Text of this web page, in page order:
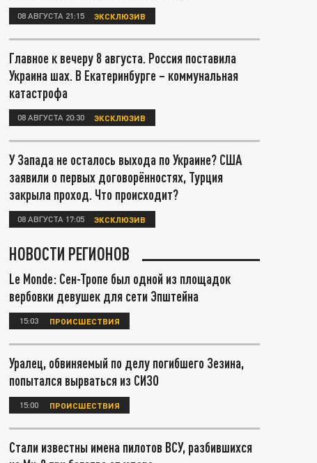
08 АВГУСТА 21:15 ЭКСКЛЮЗИВ
Главное к вечеру 8 августа. Россия поставила
Украина шах. В Екатеринбурге – коммунальная
катастрофа
08 АВГУСТА 20:30 ЭКСКЛЮЗИВ
У Запада не осталось выхода по Украине? США
заявили о первых договорённостях, Турция
закрыла проход. Что происходит?
08 АВГУСТА 17:05 ЭКСКЛЮЗИВ
НОВОСТИ РЕГИОНОВ
Le Monde: Сен-Тропе был одной из площадок
вербовки девушек для сети Эпштейна
15:03 ПРОИСШЕСТВИЯ
Уралец, обвиняемый по делу погибшего Зезина,
попытался вырваться из СИЗО
15:00 ПРОИСШЕСТВИЯ
Стали известны имена пилотов ВСУ, разбившихся